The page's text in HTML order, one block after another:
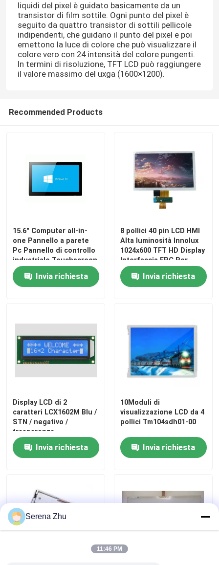
Casa
Video
Visita alla fabbrica
Controllo Qualità
Notizie
Richiedi un preventivo
liquidi del pixel è guidato basicamente da un
transistor di film sottile. Ogni punto del pixel è
seguito da quattro transistor di sottili pellicole
indipendenti, che guidano il punto del pixel e poi
emettono la luce di colore che può visualizzare il
colore vero con 24 intensità del colore pungenti.
In termini di risoluzione, TFT LCD può raggiungere
il valore massimo del uxga (1600×1200).
Recommended Products
15.6" Computer all-in-
one Pannello a parete
Pc Pannello di controllo
industriale Touchscreen
Computer all-in-one
Invia richiesta
8 pollici 40 pin LCD HMI
Alta luminosità Innolux
1024x600 TFT HD Display
Interfaccia FPC Per
Tablet PC
Invia richiesta
Display LCD di 2
caratteri LCX1602M Blu /
STN / negativo /
trasparenza
Invia richiesta
10Moduli di
visualizzazione LCD da 4
pollici Tm104sdh01-00
Invia richiesta
Serena Zhu
11:46 PM